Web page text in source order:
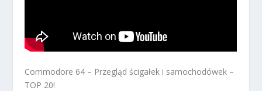
Commodore 64 – Przegląd ścigałek i samochodówek –
TOP 20!